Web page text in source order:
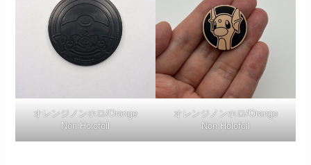
オレンジノンホロ/Orange
Non Holofoil
オレンジノンホロ/Orange
Non Holofoil